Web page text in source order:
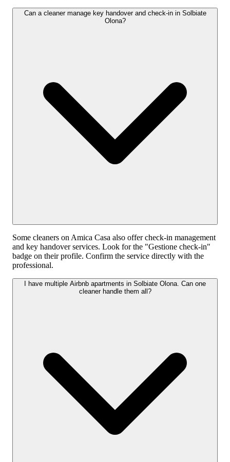
Can a cleaner manage key handover and check-in in Solbiate
Olona?
Some cleaners on Amica Casa also offer check-in management
and key handover services. Look for the "Gestione check-in"
badge on their profile. Confirm the service directly with the
professional.
I have multiple Airbnb apartments in Solbiate Olona. Can one
cleaner handle them all?